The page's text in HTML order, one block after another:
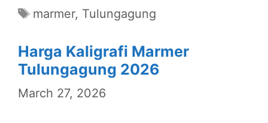
Tags
marmer, Tulungagung
Harga Kaligrafi Marmer
Tulungagung 2026
March 27, 2026